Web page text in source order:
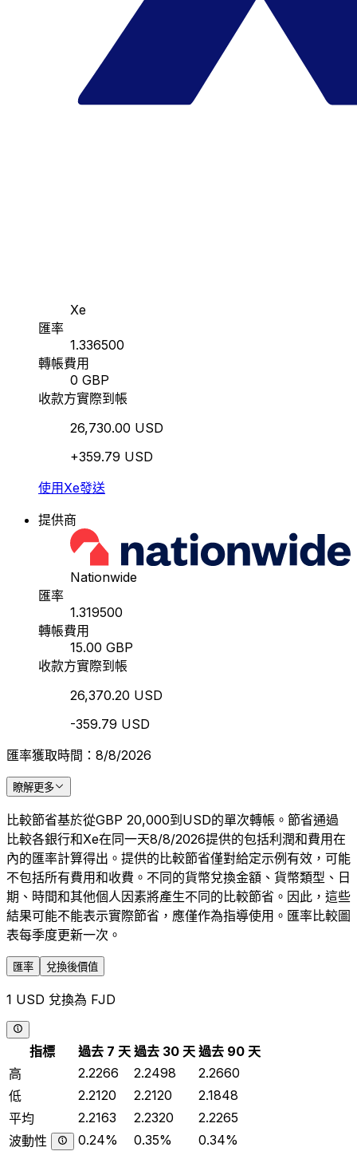
Xe
匯率
1.336500
轉帳費用
0 GBP
收款方實際到帳
26,730.00 USD
+359.79 USD
使用Xe發送
提供商
Nationwide
匯率
1.319500
轉帳費用
15.00 GBP
收款方實際到帳
26,370.20 USD
-359.79 USD
匯率獲取時間：8/8/2026
瞭解更多
比較節省基於從GBP 20,000到USD的單次轉帳。節省通過
比較各銀行和Xe在同一天8/8/2026提供的包括利潤和費用在
內的匯率計算得出。提供的比較節省僅對給定示例有效，可能
不包括所有費用和收費。不同的貨幣兌換金額、貨幣類型、日
期、時間和其他個人因素將產生不同的比較節省。因此，這些
結果可能不能表示實際節省，應僅作為指導使用。匯率比較圖
表每季度更新一次。
匯率 兌換後價值
1 USD 兌換為 FJD
指標 過去 7 天 過去 30 天 過去 90 天
高
2.2266 2.2498
2.2660
低
2.2120 2.2120
2.1848
平均
2.2163 2.2320
2.2265
波動性
0.24% 0.35% 0.34%